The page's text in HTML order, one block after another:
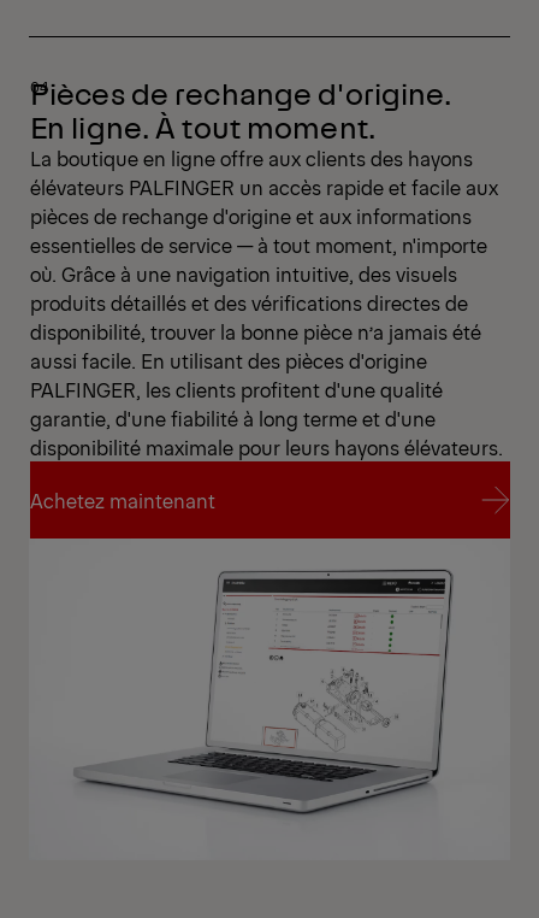
Pièces de rechange d'origine.
En ligne. À tout moment.
La boutique en ligne offre aux clients des hayons
élévateurs PALFINGER un accès rapide et facile aux
pièces de rechange d'origine et aux informations
essentielles de service — à tout moment, n'importe
où. Grâce à une navigation intuitive, des visuels
produits détaillés et des vérifications directes de
disponibilité, trouver la bonne pièce n’a jamais été
aussi facile. En utilisant des pièces d'origine
PALFINGER, les clients profitent d'une qualité
garantie, d'une fiabilité à long terme et d'une
disponibilité maximale pour leurs hayons élévateurs.
Achetez maintenant